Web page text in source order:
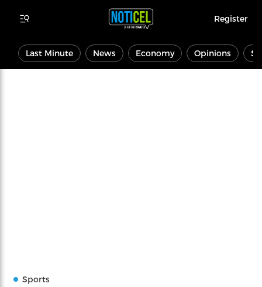
Register
Last Minute News Economy Opinions
Sports